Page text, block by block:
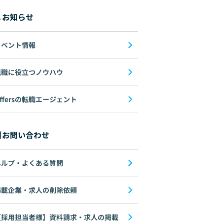
お知らせ
ント情報
に役立つノウハウ
の転職エージェント
お問い合わせ
プ・よくある質問
企業・求人の削除依頼
用担当者様】資料請求・求人の掲載